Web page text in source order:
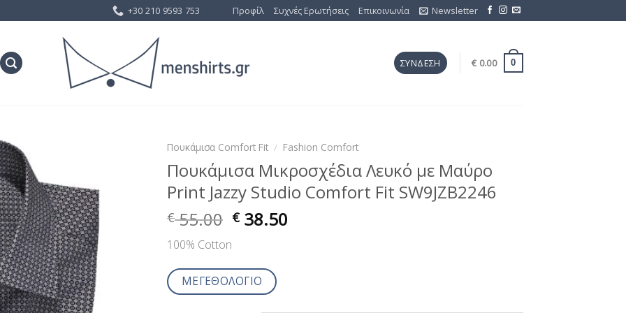
+30 210 9593 753 Προφίλ Συχνές Ερωτήσεις Επικοινωνία Newsletter
ΣΎΝΔΕΣΗ € 0.00 0
στη Λίστα
Επιθυμίας
Πουκάμισα Comfort Fit / Fashion Comfort
Πουκάμισα Μικροσχέδια Λευκό με Μαύρο
Print Jazzy Studio Comfort Fit SW9JZB2246
€55.00 € 38.50
100% Cotton
ΜΕΓΕΘΟΛΟΓΙΟ